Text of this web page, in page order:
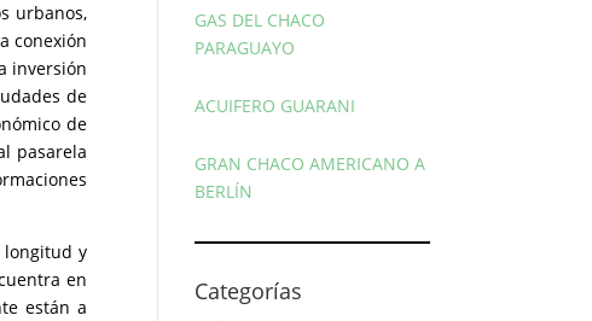
urbanos,
conexión
inversión
de
de
pasarela
longitud y
en
están a
GAS DEL CHACO
PARAGUAYO
ACUIFERO GUARANI
GRAN CHACO AMERICANO A
BERLÍN
Categorías